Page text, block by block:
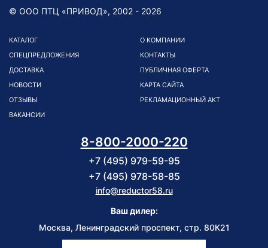
© ООО ПТЦ «ПРИВОД», 2002 - 2026
КАТАЛОГ
СПЕЦПРЕДЛОЖЕНИЯ
ДОСТАВКА
НОВОСТИ
ОТЗЫВЫ
ВАКАНСИИ
О КОМПАНИИ
КОНТАКТЫ
ПУБЛИЧНАЯ ОФЕРТА
КАРТА САЙТА
РЕКЛАМАЦИОННЫЙ АКТ
8-800-2000-220
+7 (495) 979-59-95
+7 (495) 978-58-85
info@reductor58.ru
Ваш дилер:
Москва, Ленинградский проспект, стр. 80К21